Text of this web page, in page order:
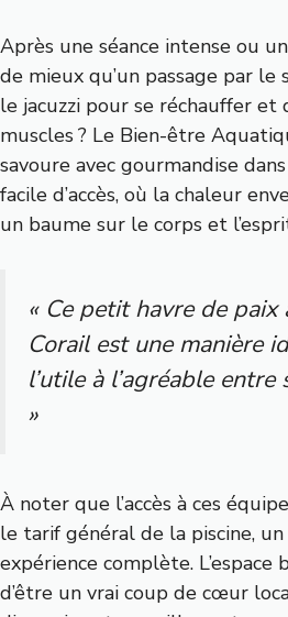
Après une séance intense ou
de mieux qu’un passage par le
le jacuzzi pour se réchauffer et
muscles ? Le Bien-être
savoure avec gourmandise
facile d’accès, où la chaleur
un baume sur le corps et
« Ce petit havre de paix
Corail est une manière
l’utile à l’agréable
»
À noter que l’accès à ces
le tarif général de la piscine,
expérience complète. L’espace
d’être un vrai coup de cœur